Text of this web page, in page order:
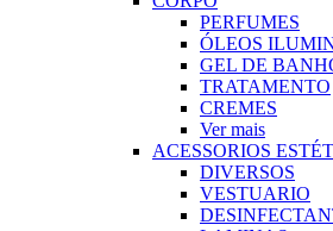
PERFUMES
ÓLEOS
GEL DE
TRATAMENTO
CREMES
Ver mais
ACESSORIOS
DIVERSOS
VESTUARIO